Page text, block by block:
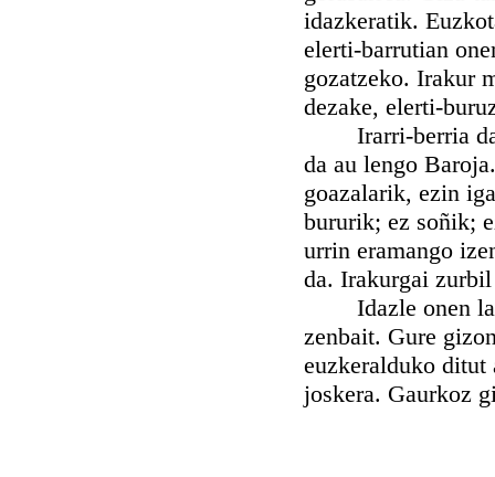
idazkeratik.
elerti-barrutian
gozatzeko. Irakur
dezake, elerti-
Irarri-berria da
da au lengo
goazalarik, ezin
bururik; ez soñik;
urrin eramango
da. Irakurgai
Idazle onen
zenbait. Gure
euzkeralduko
joskera. Gaurkoz